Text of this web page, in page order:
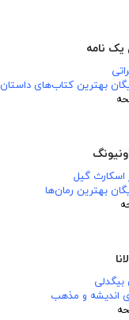
یک نامه
بهترین کتاب‌های داستان
اسکارث گیل
بهترین رمان‌ها
بیگدلی
اندیشه و مذهب